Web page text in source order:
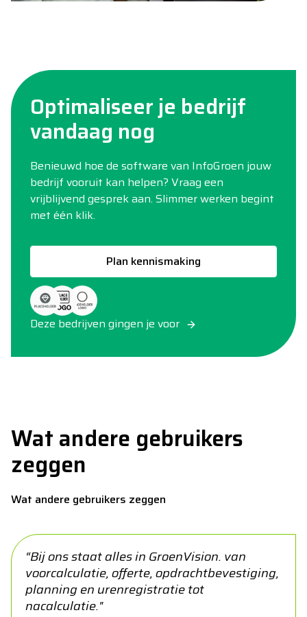
Optimaliseer je bedrijf
vandaag nog
Benieuwd hoe de software van InfoGroen jouw
bedrijf vooruit kan helpen? Vraag een
vrijblijvend gesprek aan. Slimmer werken begint
met één klik.
Plan kennismaking
Deze bedrijven gingen je voor
Wat andere gebruikers
zeggen
Wat andere gebruikers zeggen
“Bij ons staat alles in GroenVision. van
voorcalculatie, offerte, opdrachtbevestiging,
planning en urenregistratie tot
nacalculatie."